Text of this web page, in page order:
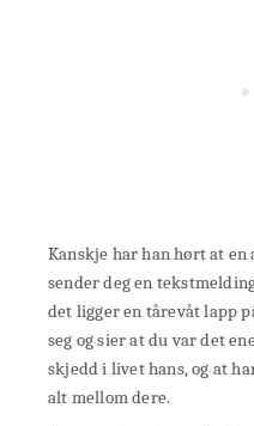
Kanskje har han hørt at en
sender deg en
det ligger en tårevåt lapp
seg og sier at du var det
skjedd i livet hans, og at
alt mellom dere.